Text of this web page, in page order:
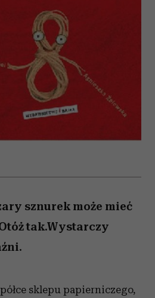
sznurek może mieć
tak.Wystarczy
sklepu papierniczego,